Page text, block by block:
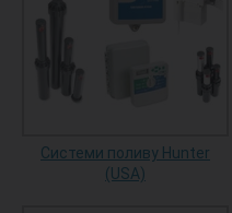
Системи поливу Hunter
(USA)